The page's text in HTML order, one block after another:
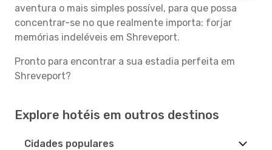
aventura o mais simples possível, para que possa
concentrar-se no que realmente importa: forjar
memórias indeléveis em Shreveport.
Pronto para encontrar a sua estadia perfeita em
Shreveport?
Explore hotéis em outros destinos
Cidades populares